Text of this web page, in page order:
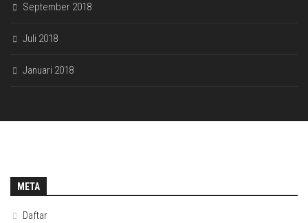
September 2018
Juli 2018
Januari 2018
META
Daftar